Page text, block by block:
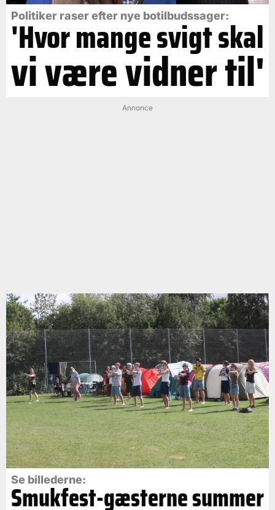
Politiker raser efter nye botilbudssager:
'Hvor mange svigt skal
vi være vidner til'
Annonce
Se billederne:
Smukfest-gæsterne summer